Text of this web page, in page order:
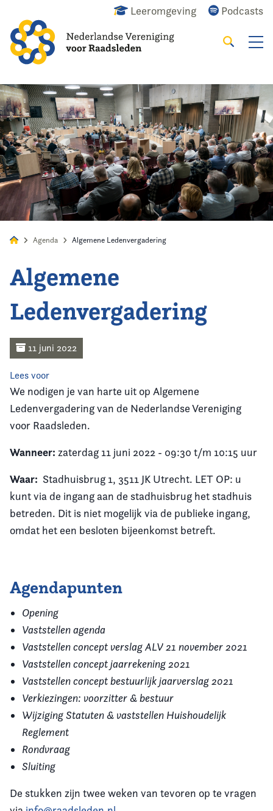
Leeromgeving Podcasts
Alles Nieuws Agenda Raadslid
Zoeken
Home
Agenda
Nieuws
Opleiding
Kennis & Informatie
Agenda Algemene Ledenvergadering
Algemene
Ledenvergadering
11 juni 2022
Lees voor
We nodigen je van harte uit op Algemene
Ledenvergadering van de Nederlandse Vereniging
voor Raadsleden.
Wanneer: zaterdag 11 juni 2022 - 09:30 t/m 10:15 uur
Waar: Stadhuisbrug 1, 3511 JK Utrecht. LET OP: u
kunt via de ingang aan de stadhuisbrug het stadhuis
betreden. Dit is niet mogelijk via de publieke ingang,
omdat het een besloten bijeenkomst betreft.
Agendapunten
Opening
Vaststellen agenda
Vaststellen concept verslag ALV 21 november 2021
Vaststellen concept jaarrekening 2021
Vaststellen concept bestuurlijk jaarverslag 2021
Verkiezingen: voorzitter & bestuur
Wijziging Statuten & vaststellen Huishoudelijk
Reglement
Rondvraag
Sluiting
De stukken zijn twee weken van tevoren op te vragen